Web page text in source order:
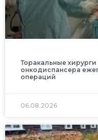
Торакальные хирурги
онкодиспансера
операций
06.08.2026